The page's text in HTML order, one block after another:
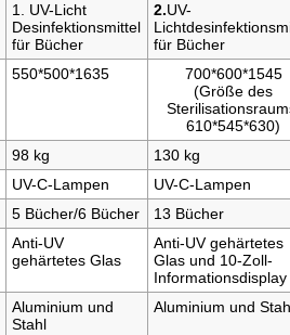
1. UV-Licht
Desinfektionsmittel
für Bücher
2.UV-
für Bücher
550*500*1635
700*600*1545
(Größe des
610*545*630)
98 kg
130 kg
UV-C-Lampen
UV-C-Lampen
5 Bücher/6 Bücher
13 Bücher
Anti-UV
gehärtetes Glas
Anti-UV gehärtetes
Glas und 10-Zoll-
Informationsdisplay
Aluminium und
Stahl
Aluminium und